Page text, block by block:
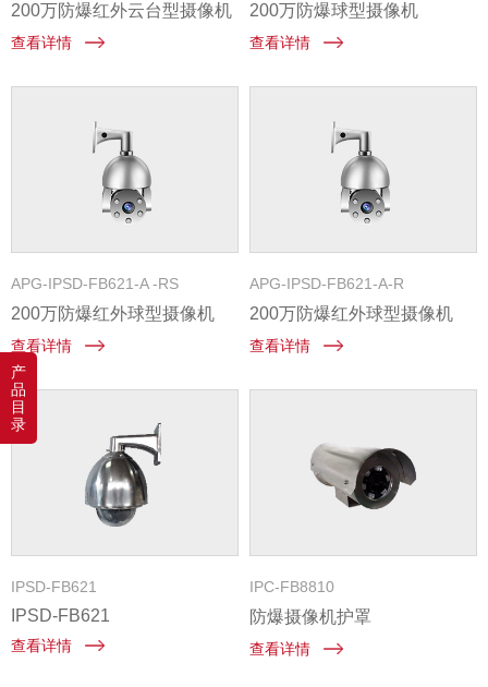
200万防爆红外云台型摄像机
查看详情
200万防爆球型摄像机
查看详情
APG-IPSD-FB621-A -RS
200万防爆红外球型摄像机
查看详情
APG-IPSD-FB621-A-R
200万防爆红外球型摄像机
查看详情
IPSD-FB621
IPSD-FB621
查看详情
IPC-FB8810
防爆摄像机护罩
查看详情
产
品
目
录